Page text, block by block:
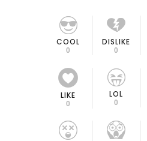
COOL
0
DISLIKE
0
LIKE
0
LOL
0